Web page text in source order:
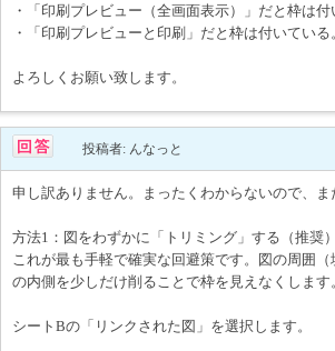
・「印刷プレビュー（全画面表示）」だと枠は付
・「印刷プレビューと印刷」だと枠は付いている
よろしくお願い致します。
投稿者: んなっと
申し訳ありません。まったくわからないので、ま
方法1：図をわずかに「トリミング」する（推奨）
これが最も手軽で確実な回避策です。図の周囲
の内側を少しだけ削ることで枠を見えなくします
シートBの「リンクされた図」を選択します。